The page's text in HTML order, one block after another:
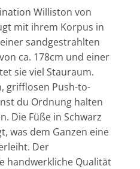
Williston von
mit ihrem Korpus in
sandgestrahlten
ca. 178cm und einer
sie viel Stauraum.
grifflosen Push-to-
du Ordnung halten
Die Füße in Schwarz
was dem Ganzen eine
Der
handwerkliche Qualität